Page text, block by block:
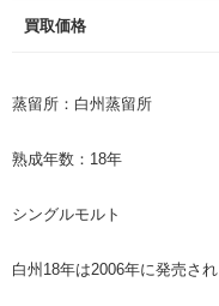
買取価格
蒸留所：白州蒸留所
熟成年数：18年
シングルモルト
白州18年は2006年に発売され